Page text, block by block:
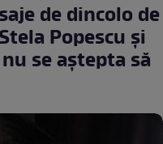
de dincolo de
Popescu și
se aștepta să